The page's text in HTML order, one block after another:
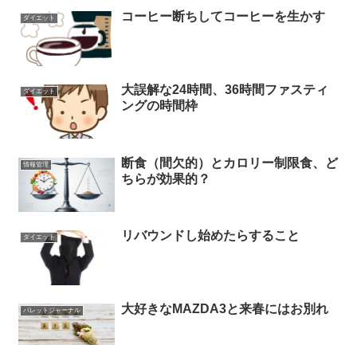
ダイエット コーヒー断ちしてコーヒーを生かす
ダイエット
大誤解な24時間、36時間ファスティ
ングの時間枠
情報管理
断食（間欠的）とカロリー制限食、ど
ちらが効果的？
ダイエット リバウンドし始めたらすること
バレットジャーナル 大好きなMAZDA3と来春にはお別れ